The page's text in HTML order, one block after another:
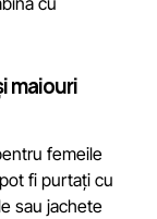
maiouri
femeile
fi purtați cu
sau jachete